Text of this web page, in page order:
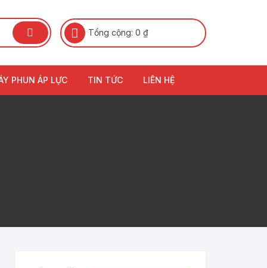
Tổng cộng: 0 ₫
PHUN ÁP LỰC TIN TỨC LIÊN HỆ